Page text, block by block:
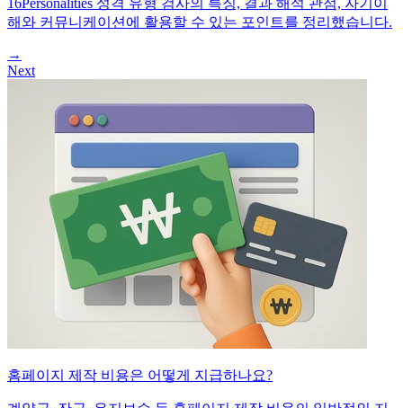
해와 커뮤니케이션에 활용할 수 있는 포인트를 정리했습니다.
→
Next
홈페이지 제작 비용은 어떻게 지급하나요?